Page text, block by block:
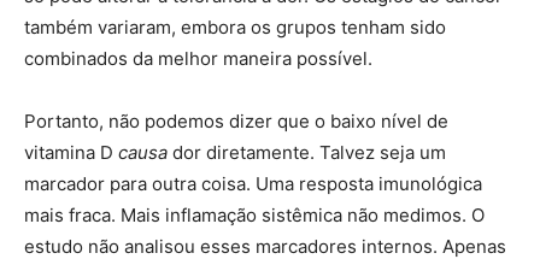
também variaram, embora os grupos tenham sido
combinados da melhor maneira possível.
Portanto, não podemos dizer que o baixo nível de
vitamina D causa dor diretamente. Talvez seja um
marcador para outra coisa. Uma resposta imunológica
mais fraca. Mais inflamação sistêmica não medimos. O
estudo não analisou esses marcadores internos. Apenas